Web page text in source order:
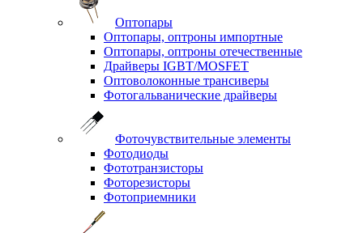
Оптопары
Оптопары, оптроны импортные
Оптопары, оптроны отечественные
Драйверы IGBT/MOSFET
Оптоволоконные трансиверы
Фотогальванические драйверы
Фоточувствительные элементы
Фотодиоды
Фототранзисторы
Фоторезисторы
Фотоприемники